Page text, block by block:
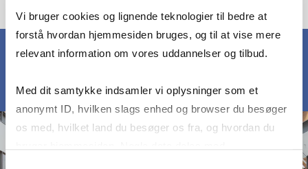
Vi bruger cookies og lignende teknologier til bedre at
forstå hvordan hjemmesiden bruges, og til at vise mere
relevant information om vores uddannelser og tilbud.
Med dit samtykke indsamler vi oplysninger som et
anonymt ID, hvilken slags enhed og browser du besøger
os med, hvilket land du besøger os fra, og hvordan du